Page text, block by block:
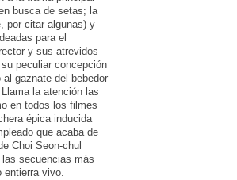
busca de setas; la
por citar algunas) y
para el
y sus atrevidos
peculiar concepción
gaznate del bebedor
la atención las
en todos los filmes
épica inducida
que acaba de
Choi Seon-chul
secuencias más
entierra vivo.